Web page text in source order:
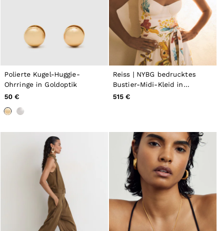
Polierte Kugel-Huggie-
Ohrringe in Goldoptik
50 €
Reiss | NYBG bedrucktes
Bustier-Midi-Kleid in
Elfenbein
515 €